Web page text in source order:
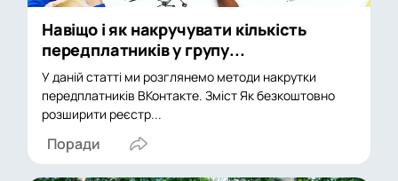
Навіщо і як накручувати кількість
передплатників у групу...
У даній статті ми розглянемо методи накрутки
передплатників ВКонтакте. Зміст Як безкоштовно
розширити реєстр...
Поради